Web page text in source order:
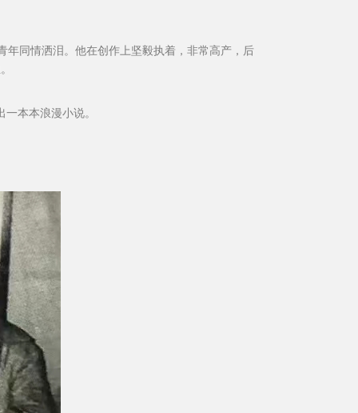
同情洒泪。他在创作上坚毅执着，非常高产，后
本本浪漫小说。